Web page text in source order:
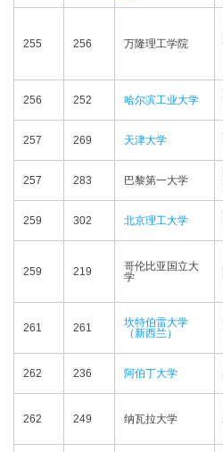
255 256 万隆理工学院
256 252 哈尔滨工业大学
257 269 天津大学
257 283 巴黎第一大学
259 302 北京理工大学
259 219
哥伦比亚国立大
学
261 261
坎特伯雷大学
（新西兰）
262 236 阿伯丁大学
262 249 纳瓦拉大学